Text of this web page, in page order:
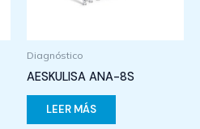
Diagnóstico
AESKULISA ANA-8S
LEER MÁS